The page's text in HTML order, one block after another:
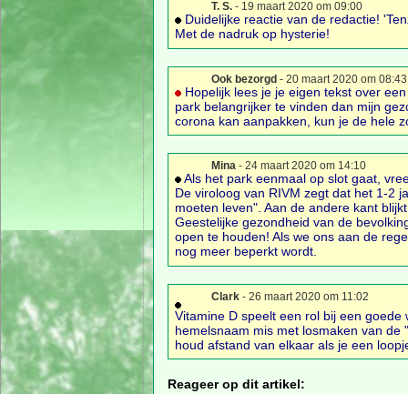
T. S.- 19 maart 2020 om 09:00
Duidelijke reactie van de redactie!
Met de nadruk op hysterie!
Ook bezorgd - 20 maart 2020 om 08:43
Hopelijk lees je je eigen tekst over
park belangrijker te vinden dan mijn
corona kan aanpakken, kun je de hele
Mina - 24 maart 2020 om 14:10
Als het park eenmaal op slot gaat,
De viroloog van RIVM zegt dat het 1-2
moeten leven". Aan de andere kant
Geestelijke gezondheid van de
open te houden! Als we ons aan de
nog meer beperkt wordt.
Clark- 26 maart 2020 om 11:02
Vitamine D speelt een rol bij een
hemelsnaam mis met losmaken van
houd afstand van elkaar als je een
Reageer op dit artikel: